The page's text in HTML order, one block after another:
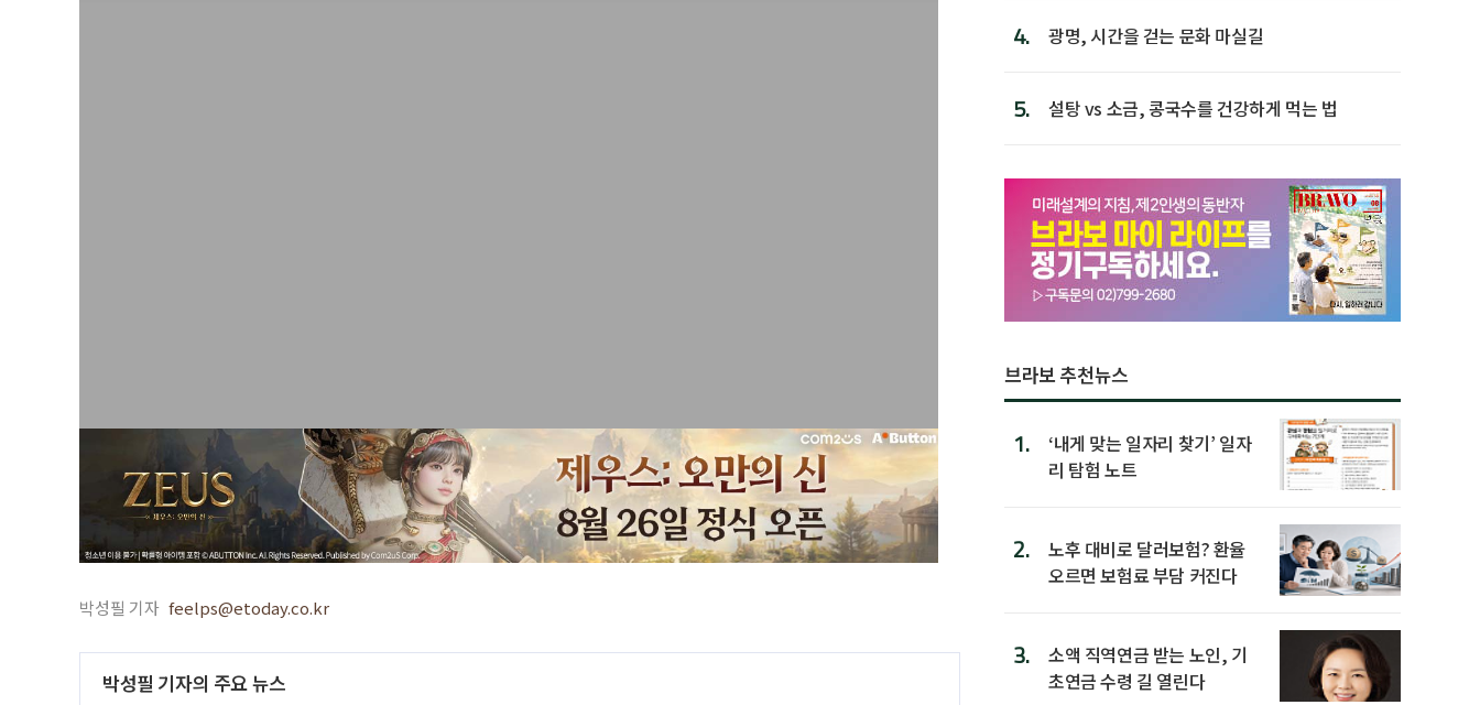
박성필 기자 feelps@etoday.co.kr
박성필 기자의 주요 뉴스
4. 광명, 시간을 걷는 문화 마실길
5. 설탕 vs 소금, 콩국수를 건강하게 먹는 법
브라보 추천뉴스
1.
‘내게 맞는 일자리 찾기’ 일자
리 탐험 노트
2.
노후 대비로 달러보험? 환율
오르면 보험료 부담 커진다
3.
소액 직역연금 받는 노인, 기
초연금 수령 길 열린다